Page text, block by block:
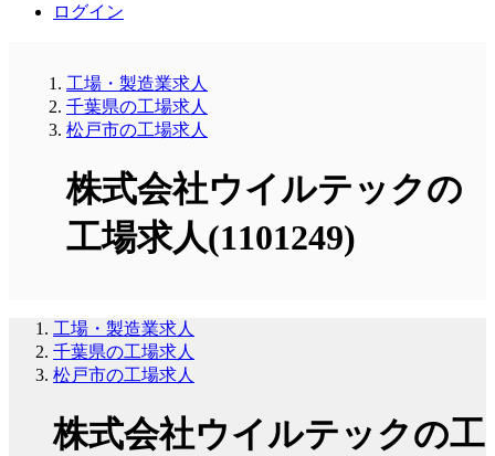
ログイン
工場・製造業求人
千葉県の工場求人
松戸市の工場求人
株式会社ウイルテックの
工場求人(1101249)
工場・製造業求人
千葉県の工場求人
松戸市の工場求人
株式会社ウイルテックの工